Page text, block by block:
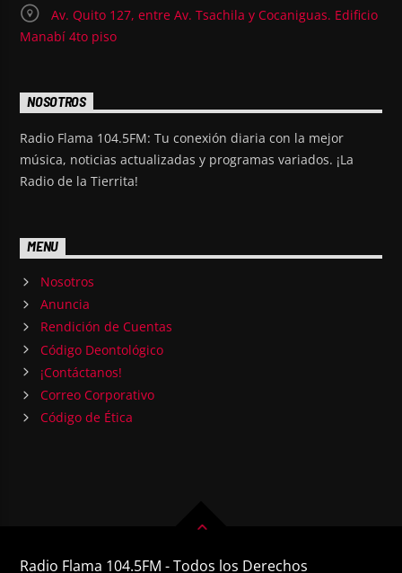
Av. Quito 127, entre Av. Tsachila y Cocaniguas. Edificio
Manabí 4to piso
NOSOTROS
Radio Flama 104.5FM: Tu conexión diaria con la mejor
música, noticias actualizadas y programas variados. ¡La
Radio de la Tierrita!
MENU
Nosotros
Anuncia
Rendición de Cuentas
Código Deontológico
¡Contáctanos!
Correo Corporativo
Código de Ética
Radio Flama 104.5FM - Todos los Derechos